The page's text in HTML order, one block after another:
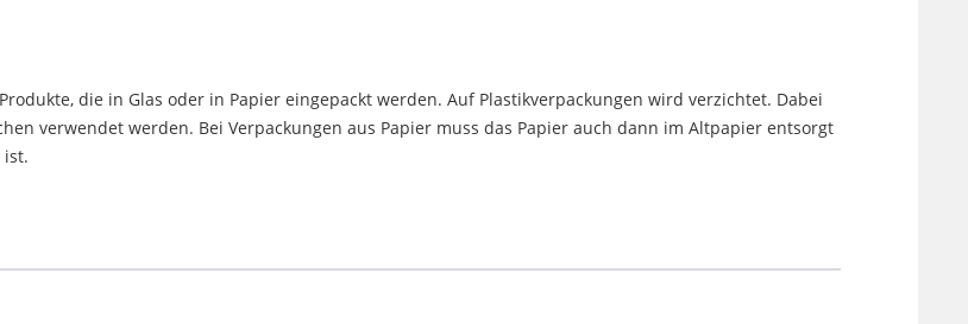
die in Glas oder in Papier eingepackt werden. Auf Plastikverpackungen wird verzichtet. Dabei
verwendet werden. Bei Verpackungen aus Papier muss das Papier auch dann im Altpapier entsorgt
ist.